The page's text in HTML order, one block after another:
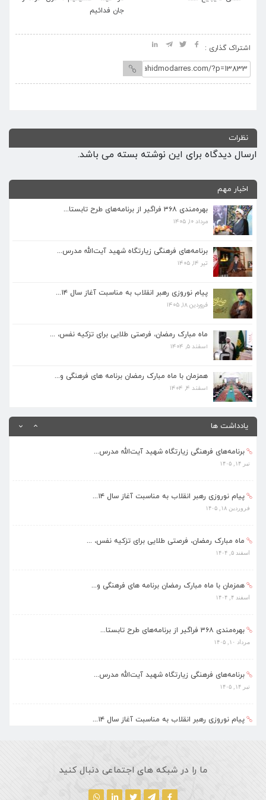
جان فدائیم
اشتراک گذاری :
نظرات
ارسال دیدگاه برای این نوشته بسته می باشد.
اخبار مهم
بهره‌مندی ۳۶۸ فراگیر از برنامه‌های طرح تابستا...
مرداد ۱۰, ۱۴۰۵
برنامه‌های فرهنگی زیارتگاه شهید آیت‌الله مدرس...
تیر ۱۴, ۱۴۰۵
پیام نوروزی رهبر انقلاب به مناسبت آغاز سال ۱۴...
فروردین ۱۸, ۱۴۰۵
ماه مبارک رمضان، فرصتی طلایی برای تزکیه نفس، ...
اسفند ۵, ۱۴۰۴
همزمان با ماه مبارک رمضان برنامه های فرهنگی و...
اسفند ۴, ۱۴۰۴
یادداشت ها
برنامه‌های فرهنگی زیارتگاه شهید آیت‌الله مدرس...
پیام نوروزی رهبر انقلاب به مناسبت آغاز سال ۱۴...
ماه مبارک رمضان، فرصتی طلایی برای تزکیه نفس، ...
اسفند ۵, ۱۴۰۴
همزمان با ماه مبارک رمضان برنامه های فرهنگی و...
اسفند ۴, ۱۴۰۴
برنامه‌های فرهنگی زیارتگاه شهید آیت‌الله مدرس...
تیر ۱۴, ۱۴۰۵
پیام نوروزی رهبر انقلاب به مناسبت آغاز سال ۱۴...
فروردین ۱۸, ۱۴۰۵
ماه مبارک رمضان، فرصتی طلایی برای تزکیه نفس، ...
اسفند ۵, ۱۴۰۴
همزمان با ماه مبارک رمضان برنامه های فرهنگی و...
اسفند ۴, ۱۴۰۴
بهره‌مندی ۳۶۸ فراگیر از برنامه‌های طرح تابستا...
مرداد ۱۰, ۱۴۰۵
برنامه‌های فرهنگی زیارتگاه شهید آیت‌الله مدرس...
تیر ۱۴, ۱۴۰۵
پیام نوروزی رهبر انقلاب به مناسبت آغاز سال ۱۴...
ماه مبارک رمضان، فرصتی طلایی برای تزکیه نفس، ...
ما را در شبکه های اجتماعی دنبال کنید